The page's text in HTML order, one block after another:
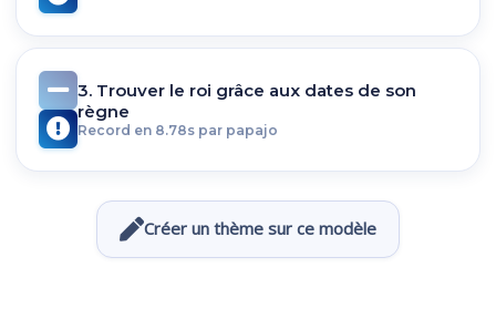
3. Trouver le roi grâce aux dates de son
règne
Record en 8.78s par papajo
Créer un thème sur ce modèle